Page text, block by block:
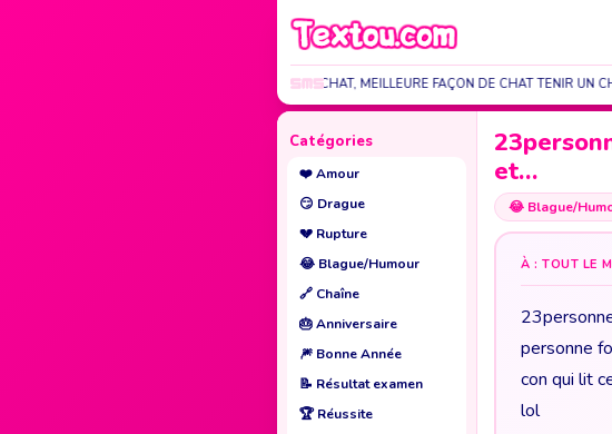
C'EST CHAT, LA CHAT, MEILLEURE FAÇON DE CHAT TENIR UN
Catégories
❤️Amour
😏 Drague
💔 Rupture
😂 Blague/Humour
🔗 Chaîne
🎂Anniversaire
🎆 Bonne Année
📝 Résultat examen
🏆Réussite
et…
😂 Blague/
À : TOUT LE
personne
con qui lit
lol